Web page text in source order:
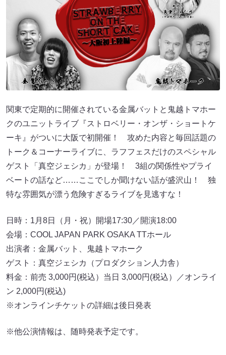
関東で定期的に開催されている金属バットと鬼越トマホー
クのユニットライブ『ストロベリー・オンザ・ショートケ
ーキ』がついに大阪で初開催！ 攻めた内容と毎回話題の
トーク＆コーナーライブに、ラフフェスだけのスペシャル
ゲスト「真空ジェシカ」が登場！ 3組の関係性やプライ
ベートの話など……ここでしか聞けない話が盛沢山！ 独
特な雰囲気が漂う危険すぎるライブを見逃すな！
日時：1月8日（月・祝）開場17:30／開演18:00
会場：COOL JAPAN PARK OSAKA TTホール
出演者：金属バット、鬼越トマホーク
ゲスト：真空ジェシカ（プロダクション人力舎）
料金：前売 3,000円(税込）当日 3,000円(税込）／オンライ
ン 2,000円(税込)
※オンラインチケットの詳細は後日発表
※他公演情報は、随時発表予定です。